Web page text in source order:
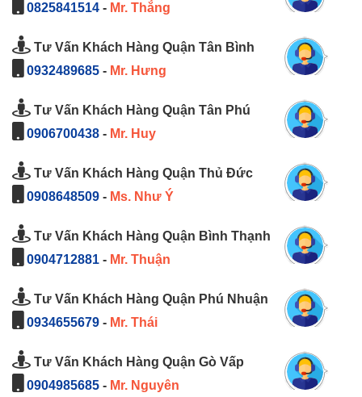
0825841514 - Mr. Thắng
Tư Vấn Khách Hàng Quận Tân Bình
0932489685 - Mr. Hưng
Tư Vấn Khách Hàng Quận Tân Phú
0906700438 - Mr. Huy
Tư Vấn Khách Hàng Quận Thủ Đức
0908648509 - Ms. Như Ý
Tư Vấn Khách Hàng Quận Bình Thạnh
0904712881 - Mr. Thuận
Tư Vấn Khách Hàng Quận Phú Nhuận
0934655679 - Mr. Thái
Tư Vấn Khách Hàng Quận Gò Vấp
0904985685 - Mr. Nguyên